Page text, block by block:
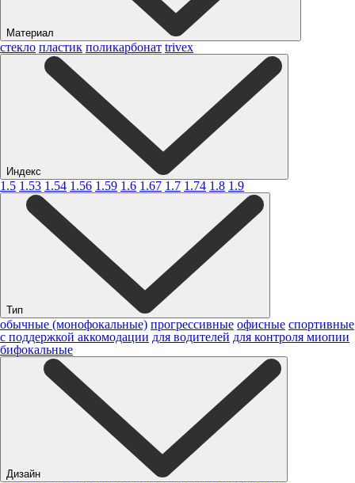
Материал
стекло пластик поликарбонат trivex
Индекс
1.5 1.53 1.54 1.56 1.59 1.6 1.67 1.7 1.74 1.8 1.9
Тип
обычные (монофокальные) прогрессивные офисные спортивные
с поддержкой аккомодации для водителей для контроля миопии
бифокальные
Дизайн